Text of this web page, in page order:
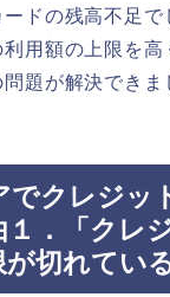
ドの残高不足で
用額の上限を高
題が解決できま
でクレジッ
．「クレ
が切れてい